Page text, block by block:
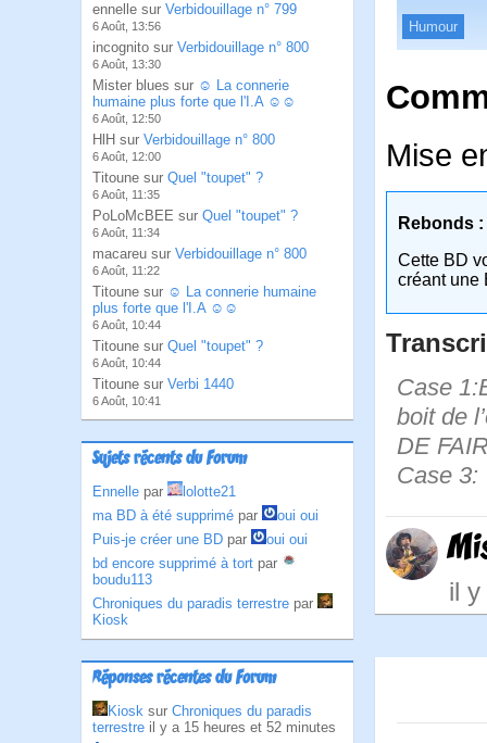
ennelle sur Verbidouillage n° 799
6 Août, 13:56
incognito sur Verbidouillage n° 800
6 Août, 13:30
Mister blues sur ☺ La connerie
humaine plus forte que l'I.A ☺☺
6 Août, 12:50
HlH sur Verbidouillage n° 800
6 Août, 12:00
Titoune sur Quel "toupet" ?
6 Août, 11:35
PoLoMcBEE sur Quel "toupet" ?
6 Août, 11:34
macareu sur Verbidouillage n° 800
6 Août, 11:22
Titoune sur ☺ La connerie humaine
plus forte que l'I.A ☺☺
6 Août, 10:44
Titoune sur Quel "toupet" ?
6 Août, 10:44
Titoune sur Verbi 1440
6 Août, 10:41
Sujets récents du Forum
Ennelle par
lolotte21
ma BD à été supprimé par
oui oui
Puis-je créer une BD par
oui oui
bd encore supprimé à tort par
boudu113
Chroniques du paradis terrestre par
Kiosk
Réponses récentes du Forum
Kiosk sur Chroniques du paradis
terrestre il y a 15 heures et 52 minutes
Humour
Mise
Rebonds :
Cette BD
créant une
Case
boit de
DE
Case 3:
il y